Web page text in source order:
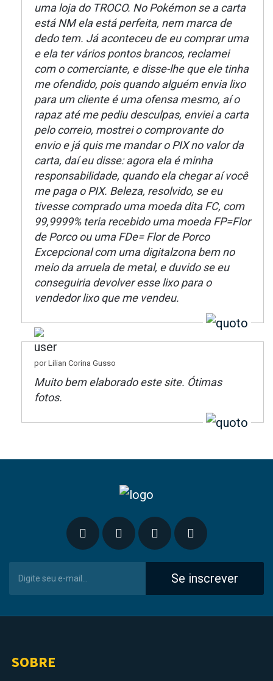
uma loja do TROCO. No Pokémon se a carta
está NM ela está perfeita, nem marca de
dedo tem. Já aconteceu de eu comprar uma
e ela ter vários pontos brancos, reclamei
com o comerciante, e disse-lhe que ele tinha
me ofendido, pois quando alguém envia lixo
para um cliente é uma ofensa mesmo, aí o
rapaz até me pediu desculpas, enviei a carta
pelo correio, mostrei o comprovante do
envio e já quis me mandar o PIX no valor da
carta, daí eu disse: agora ela é minha
responsabilidade, quando ela chegar aí você
me paga o PIX. Beleza, resolvido, se eu
tivesse comprado uma moeda dita FC, com
99,9999% teria recebido uma moeda FP=Flor
de Porco ou uma FDe= Flor de Porco
Excepcional com uma digitalzona bem no
meio da arruela de metal, e duvido se eu
conseguiria devolver esse lixo para o
vendedor lixo que me vendeu.
por Lilian Corina Gusso
Muito bem elaborado este site. Ótimas
fotos.
Se inscrever
SOBRE